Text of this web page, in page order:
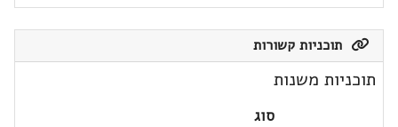
תוכניות קשורות
תוכניות משנות
סוג